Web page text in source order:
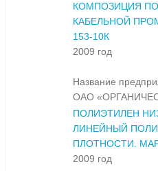
КОМПОЗИЦИЯ
КАБЕЛЬНОЙ
153-10К
2009 год
Название
ОАО
ПОЛИЭТИЛЕН
ЛИНЕЙНЫЙ
ПЛОТНОСТИ.
2009 год